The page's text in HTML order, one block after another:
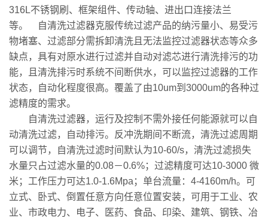
316L不锈钢刷、框架组件、传动轴、进出口连接法兰
等。 自清洗过滤器克服传统过滤产品的纳污量小、易受污
物堵塞、过滤部分需拆卸清洗且无法监控过滤器状态等众多
缺点，具有对原水进行过滤并自动对滤芯进行清洗排污的功
能，且清洗排污时系统不间断供水，可以监控过滤器的工作
状态，自动化程度很高。覆盖了由10um到3000um的各种过
滤精度的需求。
自清洗过滤器，运行及控制不需外接任何能源就可以自
动清洗过滤，自动排污。反冲洗期间不断流，清洗过滤周期
可以调节，自清洗过滤时间默认为10-60/s，清洗过滤损失
水量只占过滤水量的0.08－0.6%；过滤精度可达10-3000 微
米；工作压力可达1.0-1.6Mpa；单台流量：4-4160m/h。可
立式、卧式、倒置任意方向任意位置安装，可用于工业、农
业、市政电力、电子、医药、食品、印染、建筑、钢铁、冶